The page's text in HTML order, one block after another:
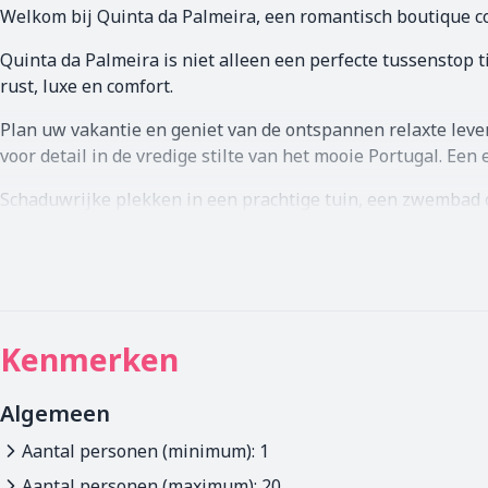
Welkom bij Quinta da Palmeira, een romantisch boutique
Quinta da Palmeira is niet alleen een perfecte tussenstop
rust, luxe en comfort.
Plan uw vakantie en geniet van de ontspannen relaxte
voor detail in de vredige stilte van het mooie Portugal.
Schaduwrijke plekken in een prachtige tuin, een zwembad
Quinta da Palmeira is zo ontworpen dat u zich gelijk
modern glas-in-lood raam.
Dineren kunt u ook bij Quinta da Palmeira: onze menu’s
onze eigen kruiden- en moestuin.
U kunt gastronomische gerechten verwachten, maar met
Kenmerken
Algemeen
Aantal personen (minimum): 1